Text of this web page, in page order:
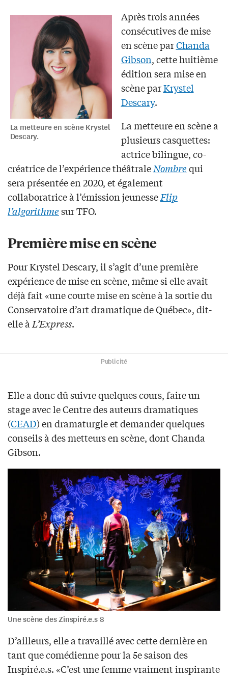
La metteure en scène Krystel
Descary.
Après trois années
consécutives de mise
en scène parChanda
Gibson, cette huitième
édition sera mise en
scène parKrystel
Descary.
La metteure en scène a
plusieurs casquettes:
actrice bilingue, co-
créatrice de l’expérience théâtraleNombrequi
sera présentée en 2020, et également
collaboratrice à l’émission jeunesseFlip
l’algorithmesur TFO.
Première mise en scène
Pour Krystel Descary, il s’agit d’une première
expérience de mise en scène, même si elle avait
déjà fait «une courte mise en scène à la sortie du
Conservatoire d’art dramatique de Québec», dit-
elle à L’Express.
Publicité
Elle a donc dû suivre quelques cours, faire un
stage avec le Centre des auteurs dramatiques
(CEAD) en dramaturgie et demander quelques
conseils à des metteurs en scène, dont Chanda
Gibson.
Une scène des Zinspiré.e.s 8
D’ailleurs, elle a travaillé avec cette dernière en
tant que comédienne pour la 5e saison des
Inspiré.e.s. «C’est une femme vraiment inspirante